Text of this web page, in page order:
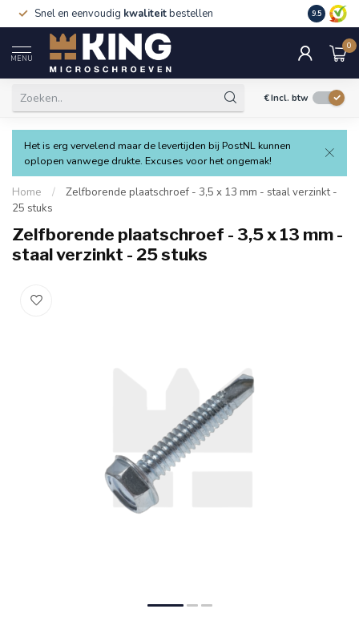
Snel en eenvoudig kwaliteitbestellen 9.5
MENU
0
€Incl. btw
Het is erg vervelend maar de levertijden bij PostNL kunnen
oplopen vanwege drukte. Excuses voor het ongemak!
Home /
Zelfborende plaatschroef - 3,5 x 13 mm - staal verzinkt -
25 stuks
Zelfborende plaatschroef - 3,5 x 13 mm -
staal verzinkt - 25 stuks